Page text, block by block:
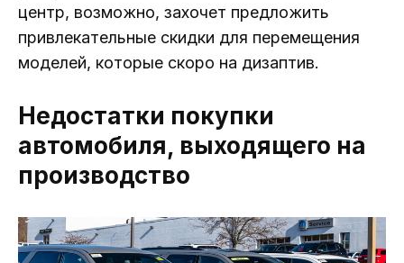
центр, возможно, захочет предложить
привлекательные скидки для перемещения
моделей, которые скоро на дизаптив.
Недостатки покупки
автомобиля, выходящего на
производство